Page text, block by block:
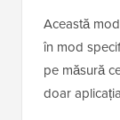
Această
în mod
pe măsură
doar